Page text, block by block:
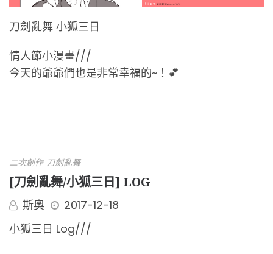
刀劍亂舞 小狐三日
情人節小漫畫///
今天的爺爺們也是非常幸福的~！💕
二次創作 刀劍亂舞
[刀劍亂舞/小狐三日] LOG
斯奧
2017-12-18
小狐三日 Log///